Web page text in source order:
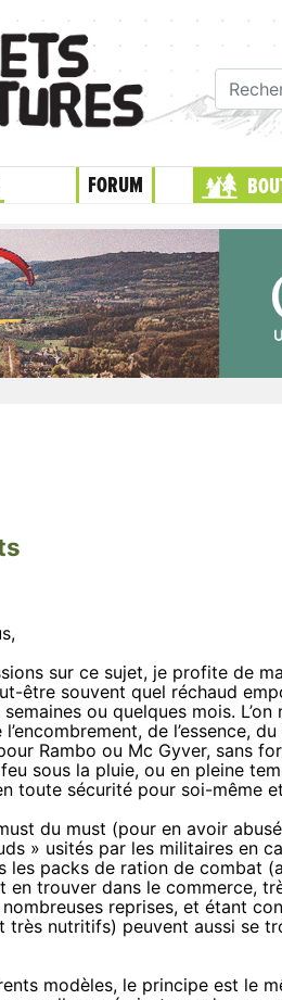
FORUM
sur ce sujet, je profite de
être souvent quel réchaud
ou quelques mois.
de l’essence,
Rambo ou Mc Gyver, sans
sous la pluie, ou en pleine
toute sécurité pour soi-même et
du must (pour en avoir
» usités par les militaires en
les packs de ration de combat
en trouver dans le commerce,
reprises, et étant
nutritifs) peuvent aussi se
modèles, le principe est le